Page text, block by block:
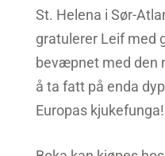
St. Helena i Sør-
gratulerer Leif med
bevæpnet med den
å ta fatt på enda
Europas kjukefunga!